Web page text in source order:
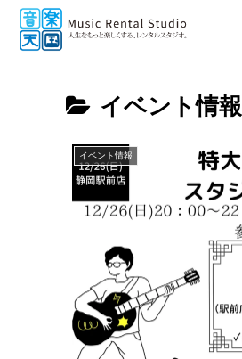
イベント情報
イベント情報